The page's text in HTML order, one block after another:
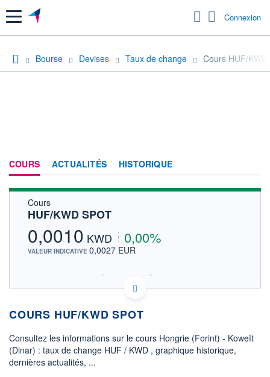
Menu Connexion
Bourse Devises Taux de change Cours HUF/KWD
COURS ACTUALITÉS HISTORIQUE
Cours
HUF/KWD SPOT
0,0010 KWD 0,00%
VALEUR INDICATIVE 0,0027 EUR
SIX - FOREX 2 DONNÉES TEMPS RÉEL
Politique d'exécution
COURS HUF/KWD SPOT
Consultez les informations sur le cours Hongrie (Forint) - Koweït
(Dinar) : taux de change HUF / KWD , graphique historique,
dernières actualités, ...